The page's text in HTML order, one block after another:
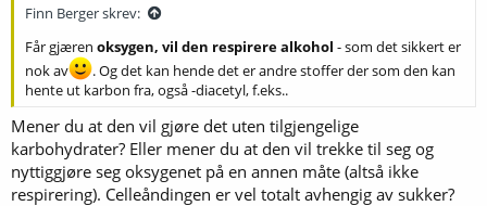
Finn Berger skrev:
Får gjæren oksygen, vil den respirere alkohol - som det sikkert er
nok av
. Og det kan hende det er andre stoffer der som den kan
hente ut karbon fra, også -diacetyl, f.eks..
Mener du at den vil gjøre det uten tilgjengelige
karbohydrater? Eller mener du at den vil trekke til seg og
nyttiggjøre seg oksygenet på en annen måte (altså ikke
respirering). Celleåndingen er vel totalt avhengig av sukker?